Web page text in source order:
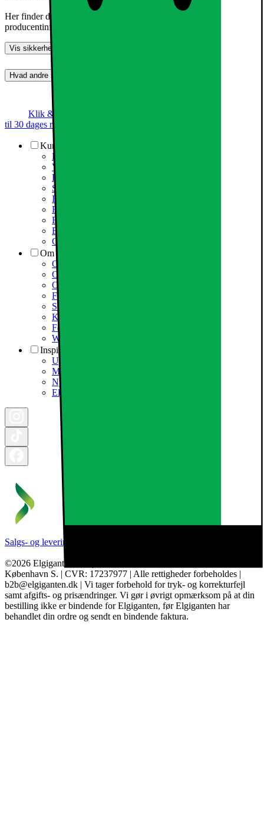
Her finder du information om generel produktsikkerhed og
producentinformation
Vis sikkerhedsoplysninger
Hvad andre synes (0)
Klik & Hent
til 30 dages returret
Kundeservice
Kundeservice
Varehuse / åbningstider
Elgigantens kundefordele
Services
Information om spam/phishing-emails og SMS
Fortrydelsesret
Fragt og levering
Elgigantens privatlivspolitik
Cookiepolitik
Om Elgiganten Erhverv
Om Elkjøp Nordic
Om Elgiganten
Om Elgiganten Erhverv
Forlæng elektronikkens levetid
Samfundsansvar
Karriere i Elgiganten
Fødevarestyrelsen smiley
Whistleblowing i organisationen
Inspiration
Ugens tilbud - og andre gode priser
Månedens Business Deal
Nyhedsbrev til erhverv
Elgigantens Magasin
Salgs- og leveringsbetingelser
©2026 Elgiganten A/S | Arne Jacobsens Allé 16, 2. - 2300
København S. | CVR: 17237977 | Alle rettigheder forbeholdes |
b2b@elgiganten.dk | Vi tager forbehold for tryk- og korrekturfejl
samt afgifts- og prisændringer. Vi gør i øvrigt opmærksom på at din
bestilling ikke er bindende for Elgiganten, før Elgiganten har
behandlet din ordre og sendt en bindende faktura.